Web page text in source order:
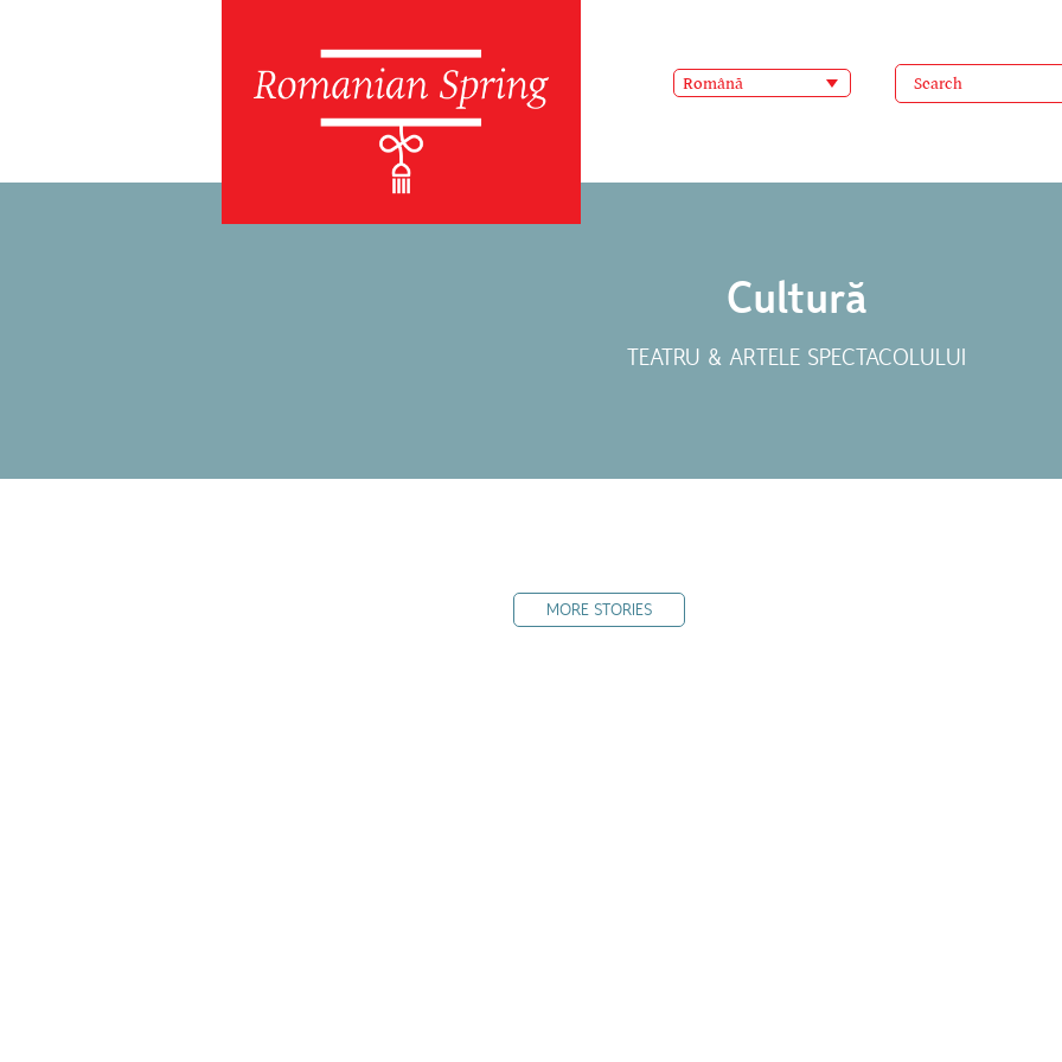
Română
Cultură
TEATRU & ARTELE SPECTACOLULUI
MORE STORIES